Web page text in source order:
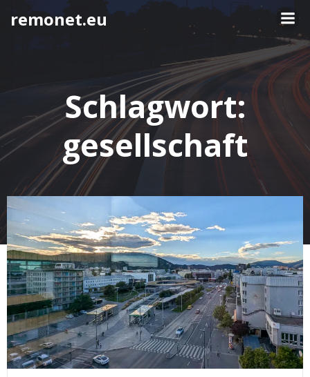
Springe
remonet.eu
Schlagwort:
gesellschaft